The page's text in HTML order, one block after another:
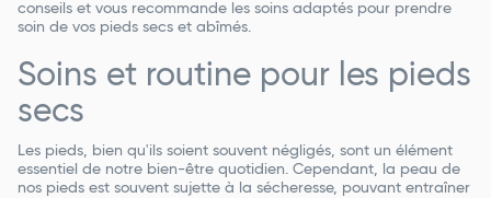
conseils et vous recommande les soins adaptés pour prendre
soin de vos pieds secs et abîmés.
Soins et routine pour les pieds
secs
Les pieds, bien qu'ils soient souvent négligés, sont un élément
essentiel de notre bien-être quotidien. Cependant, la peau de
nos pieds est souvent sujette à la sécheresse, pouvant entraîner